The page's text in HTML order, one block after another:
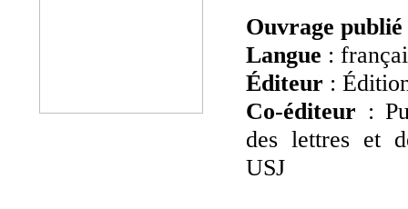
Ouvrage publié
Langue :
Éditeur :
Co-éditeur :
des lettres et
USJ